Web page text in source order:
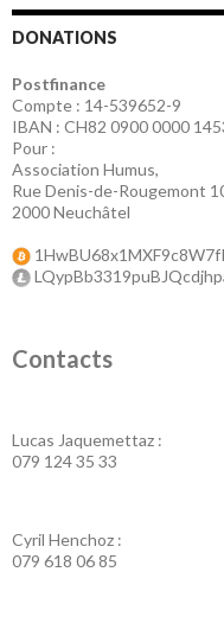
DONATIONS
Postfinance
Compte : 14-539652-9
IBAN : CH82 0900 0000
Pour :
Association Humus,
Rue Denis-de-Rougemont
2000 Neuchâtel
Contacts
Lucas Jaquemettaz :
079 124 35 33
Cyril Henchoz :
079 618 06 85